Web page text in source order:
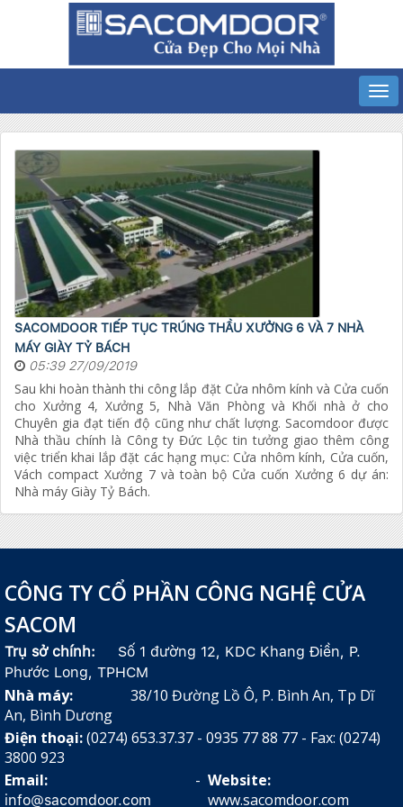
SACOMDOOR TIẾP TỤC TRÚNG THẦU XƯỞNG 6 VÀ 7 NHÀ
MÁY GIÀY TỶ BÁCH
05:39 27/09/2019
Sau khi hoàn thành thi công lắp đặt Cửa nhôm kính và Cửa cuốn
cho Xưởng 4, Xưởng 5, Nhà Văn Phòng và Khối nhà ở cho
Chuyên gia đạt tiến độ cũng như chất lượng. Sacomdoor được
Nhà thầu chính là Công ty Đức Lộc tin tưởng giao thêm công
việc triển khai lắp đặt các hạng mục: Cửa nhôm kính, Cửa cuốn,
Vách compact Xưởng 7 và toàn bộ Cửa cuốn Xưởng 6 dự án:
Nhà máy Giày Tỷ Bách.
CÔNG TY CỔ PHẦN CÔNG NGHỆ CỬA
SACOM
Trụ sở chính:
Số 1 đường 12, KDC Khang Điền, P.
Phước Long, TPHCM
Nhà máy: 38/10 Đường Lồ Ô, P. Bình An, Tp Dĩ
An, Bình Dương
Điện thoại:(0274) 653.37.37 - 0935 77 88 77 - Fax: (0274)
3800 923
Email:
info@sacomdoor.com
- Website:
www.sacomdoor.com